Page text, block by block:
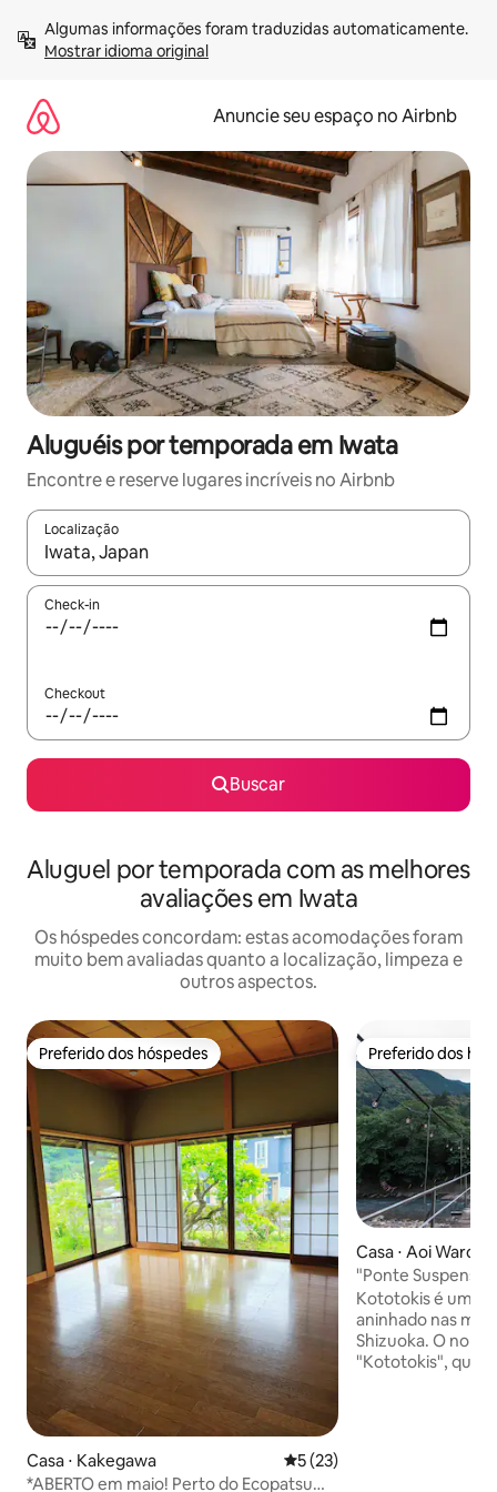
para
Mostrar idioma original
Anuncie seu espaço no Airbnb
Aluguéis por temporada em Iwata
Encontre e reserve lugares incríveis no Airbnb
Localização
Quando os resultados estiverem disponíveis, explore-os
Check-in
Checkout
Buscar
Aluguel por temporada com as melhores
avaliações em Iwata
Os hóspedes concordam: estas acomodações foram
muito bem avaliadas quanto a localização, limpeza e
outros aspectos.
Preferido dos hóspedes
Preferido dos hóspedes
Casa ⋅ Kakegawa 5 de uma avaliação média
5 (23)
*ABERTO em maio! Perto do Ecopatsu
Preferido dos
Preferido dos
Casa ⋅ Aoi Ward,
"Ponte Suspensa
Misterioso -
BONFIRE"
Kototokis é um
aninhado nas
Shizuoka. O nome "Kototokis" vem de
"Kototokis", que